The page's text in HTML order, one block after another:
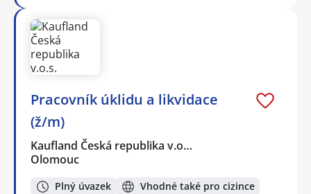
Pracovník úklidu a likvidace
(ž/m)
Kaufland Česká republika v.o…
Olomouc
Plný úvazek
Vhodné také pro cizince